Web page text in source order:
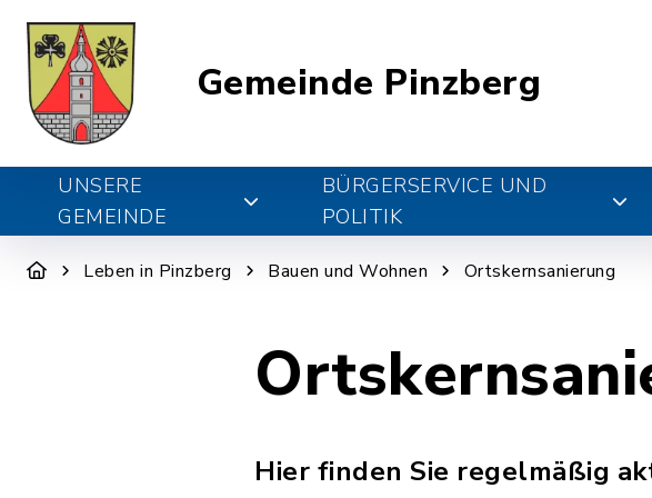
Gemeinde Pinzberg
UNSERE
GEMEINDE
BÜRGERSERVICE UND
POLITIK
Leben in Pinzberg Bauen und Wohnen Ortskernsanierung
Hier finden Sie regelmäßig